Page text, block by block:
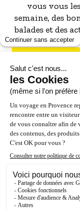
vous vous
semaine, des
balades et des
NOS
ESPACE